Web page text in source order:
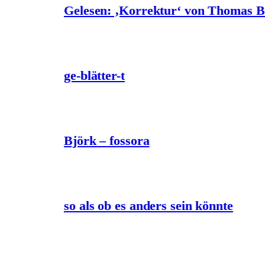
Gelesen: ‚Korrektur‘ von Thomas
ge-blätter-t
Björk – fossora
so als ob es anders sein könnte